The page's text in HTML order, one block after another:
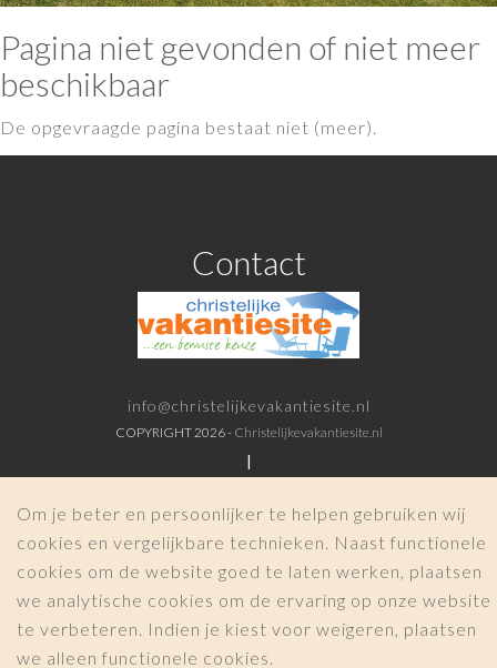
Pagina niet gevonden of niet meer
beschikbaar
De opgevraagde pagina bestaat niet (meer).
Contact
info@christelijkevakantiesite.nl
COPYRIGHT 2026 - Christelijkevakantiesite.nl
|
Om je beter en persoonlijker te helpen gebruiken wij
cookies en vergelijkbare technieken. Naast functionele
cookies om de website goed te laten werken, plaatsen
we analytische cookies om de ervaring op onze website
te verbeteren. Indien je kiest voor weigeren, plaatsen
we alleen functionele cookies.